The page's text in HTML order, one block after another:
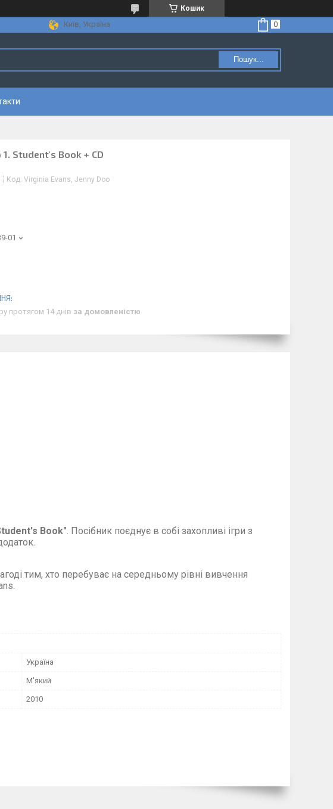
Кошик
Київ, Україна
Пошук...
1. Student's Book + CD
Код: Virginia Evans, Jenny Doo
01
протягом 14 днів за домовленістю
Book" . Посібник поєднує в собі захопливі ігри з
тим, хто перебуває на середньому рівні вивчення
Україна
М'який
2010